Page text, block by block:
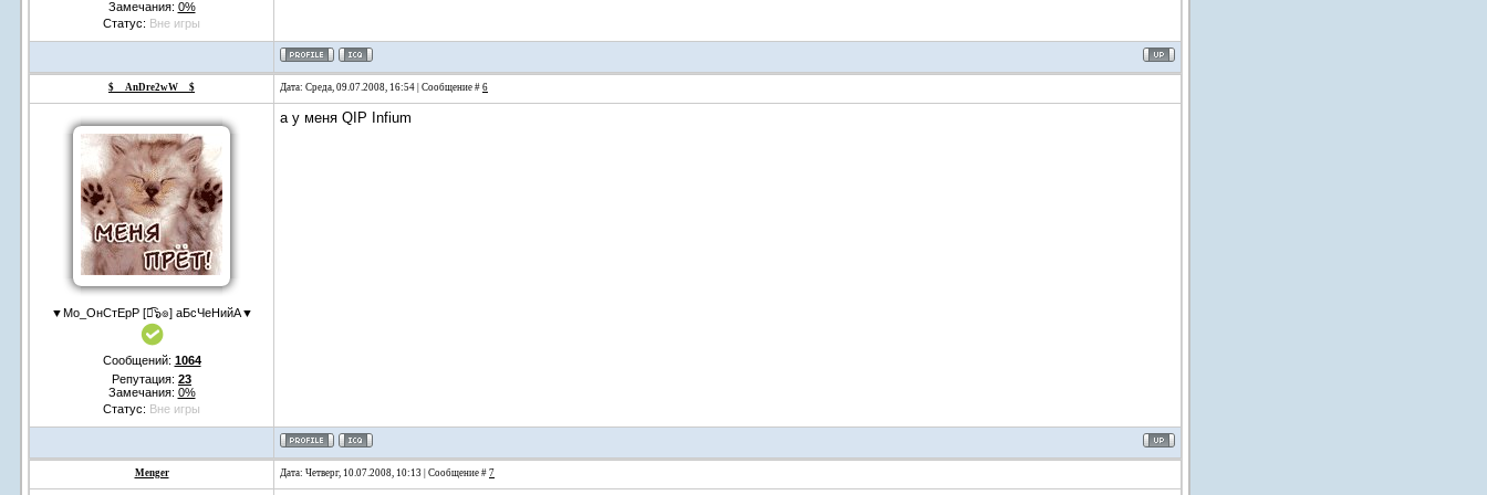
Замечания: 0%
Статус: Вне игры
$__AnDre2wW__$ Дата: Среда, 09.07.2008, 16:54 | Сообщение # 6
▼Мо_ОнСтЕрР [๏͡๖๏] аБсЧеНийА▼
Сообщений: 1064
Репутация: 23
Замечания: 0%
Статус: Вне игры
а у меня QIP Infium
Menger Дата: Четверг, 10.07.2008, 10:13 | Сообщение # 7